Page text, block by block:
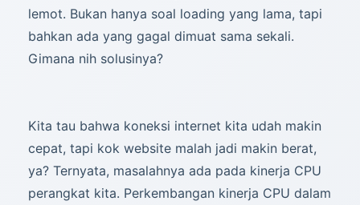
lemot. Bukan hanya soal loading yang lama, tapi
bahkan ada yang gagal dimuat sama sekali.
Gimana nih solusinya?
Kita tau bahwa koneksi internet kita udah makin
cepat, tapi kok website malah jadi makin berat,
ya? Ternyata, masalahnya ada pada kinerja CPU
perangkat kita. Perkembangan kinerja CPU dalam